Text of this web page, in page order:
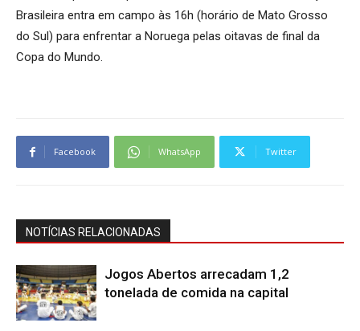
Brasileira entra em campo às 16h (horário de Mato Grosso
do Sul) para enfrentar a Noruega pelas oitavas de final da
Copa do Mundo.
Facebook WhatsApp Twitter
NOTÍCIAS RELACIONADAS
Jogos Abertos arrecadam 1,2
tonelada de comida na capital